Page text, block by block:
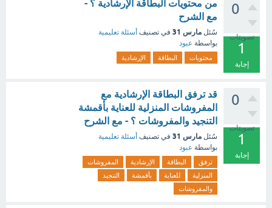
0
تصويتات
1
إجابة
من محتويات البطاقة الإرشادية ؟ -
مع الشرح
سُئل مارس 31 في تصنيف أسئلة تعليمية
بواسطة عبود
محتويات البطاقة الإرشادية
0
تصويتات
1
إجابة
قد ترفق البطاقة الإرشادية مع
المفروشات المنزلية للعناية بأقمشة
التنجيد والمفروشات ؟ - مع الشرح
سُئل مارس 31 في تصنيف أسئلة تعليمية
بواسطة عبود
ترفق البطاقة الإرشادية
المفروشات
المنزلية
للعناية بأقمشة
التنجيد
والمفروشات